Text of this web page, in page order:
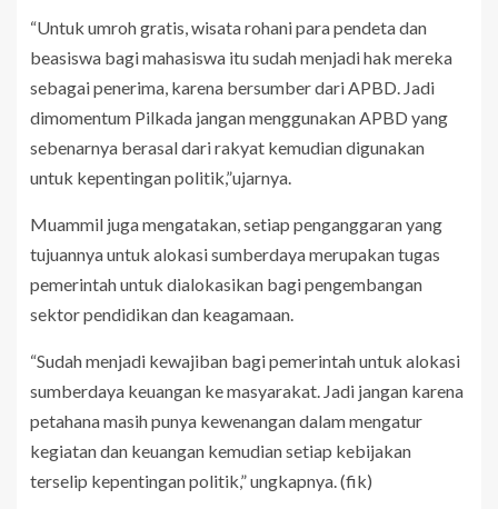
“Untuk umroh gratis, wisata rohani para pendeta dan
beasiswa bagi mahasiswa itu sudah menjadi hak mereka
sebagai penerima, karena bersumber dari APBD. Jadi
dimomentum Pilkada jangan menggunakan APBD yang
sebenarnya berasal dari rakyat kemudian digunakan
untuk kepentingan politik,”ujarnya.
Muammil juga mengatakan, setiap penganggaran yang
tujuannya untuk alokasi sumberdaya merupakan tugas
pemerintah untuk dialokasikan bagi pengembangan
sektor pendidikan dan keagamaan.
“Sudah menjadi kewajiban bagi pemerintah untuk alokasi
sumberdaya keuangan ke masyarakat. Jadi jangan karena
petahana masih punya kewenangan dalam mengatur
kegiatan dan keuangan kemudian setiap kebijakan
terselip kepentingan politik,” ungkapnya. (fik)